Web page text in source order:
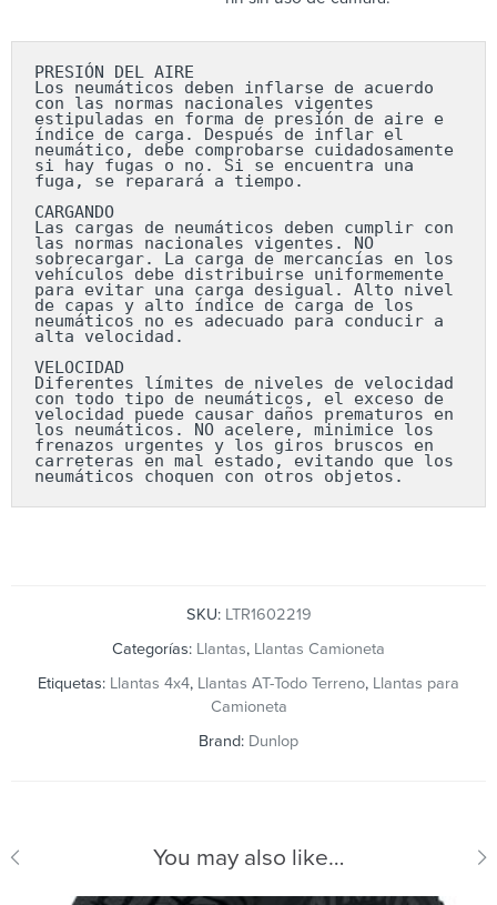
PRESIÓN DEL AIRE
Los neumáticos deben inflarse de acuerdo
con las normas nacionales vigentes
estipuladas en forma de presión de aire e
índice de carga. Después de inflar el
neumático, debe comprobarse cuidadosamente
si hay fugas o no. Si se encuentra una
fuga, se reparará a tiempo.
CARGANDO
Las cargas de neumáticos deben cumplir con
las normas nacionales vigentes. NO
sobrecargar. La carga de mercancías en los
vehículos debe distribuirse uniformemente
para evitar una carga desigual. Alto nivel
de capas y alto índice de carga de los
neumáticos no es adecuado para conducir a
alta velocidad.
VELOCIDAD
Diferentes límites de niveles de velocidad
con todo tipo de neumáticos, el exceso de
velocidad puede causar daños prematuros en
los neumáticos. NO acelere, minimice los
frenazos urgentes y los giros bruscos en
carreteras en mal estado, evitando que los
neumáticos choquen con otros objetos.
SKU: LTR1602219
Categorías: Llantas, Llantas Camioneta
Etiquetas: Llantas 4x4, Llantas AT-Todo Terreno, Llantas para
Camioneta
Brand: Dunlop
You may also like…